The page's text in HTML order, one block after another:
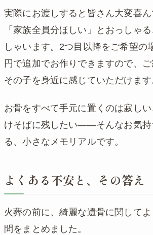
実際にお渡しすると皆さん大変喜ん
「家族全員分ほしい」とおっしゃ
しゃいます。2つ目以降をご希望の
円で追加でお作りできますので、
その子を身近に感じていただけます
お骨をすべて手元に置くのは寂し
けそばに残したい——そんなお気持
る、小さなメモリアルです。
よくある不安と、その答え
火葬の前に、綺麗な遺骨に関して
問をまとめました。